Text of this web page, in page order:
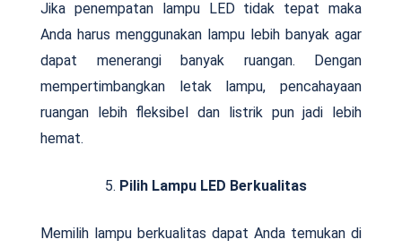
Jika penempatan lampu LED tidak tepat maka
Anda harus menggunakan lampu lebih banyak agar
dapat menerangi banyak ruangan. Dengan
mempertimbangkan letak lampu, pencahayaan
ruangan lebih fleksibel dan listrik pun jadi lebih
hemat.
Pilih Lampu LED Berkualitas
Memilih lampu berkualitas dapat Anda temukan di